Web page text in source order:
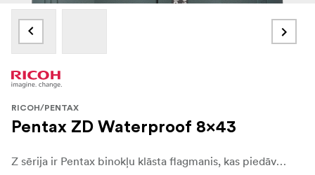
RICOH/PENTAX
Pentax ZD Waterproof 8x43
Z sērija ir Pentax binokļu klāsta flagmanis, kas piedāvā augstākās klases kvalitāti un skaidrību par pieejamu cenu. Z sērijas modeļi ir paredzēti kritiskiem novērojumiem. Jaunais pilnais daudzslāņu pārklājums un jaunais uzlabotais gaismas caurlaidības pārklājums ir izstrādāts tā, lai iepriecinātu visprasīgākos lietotājus un iedvesmotu aizrautīgākos entuziastus.